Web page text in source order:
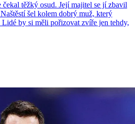
čekal těžký osud. Její majitel se jí zbavil
šel kolem dobrý muž, který
by si měli pořizovat zvíře jen tehdy,